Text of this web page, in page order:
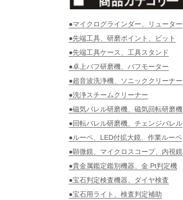
●マイクログラインダー、リューター
●先端工具、研磨ポイント、ビット
●先端工具ケース、工具スタンド
●卓上バフ研磨機、バフモーター
●超音波洗浄機、ソニッククリーナー
●洗浄スチームクリーナー
●磁気バレル研磨機、磁気回転研磨機
●回転バレル研磨機、チェンジバレル
●ルーペ、LED付拡大鏡、作業ルーペ
●顕微鏡、マイクロスコープ、内視鏡
●貴金属鑑定鑑別機器、金.Pt判定機
●宝石判定検査機器、ダイヤ検査
●宝石用ライト、検査判定補助